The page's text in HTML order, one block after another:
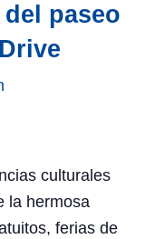
paseo
culturales
la hermosa
ferias de